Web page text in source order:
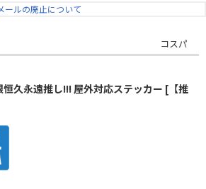
ールの廃止について
コスパ
恒久永遠推し!!! 屋外対応ステッカー [【推